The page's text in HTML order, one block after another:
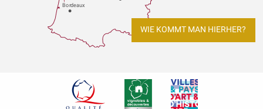
Bordeaux
WIE KOMMT MAN HIERHER?